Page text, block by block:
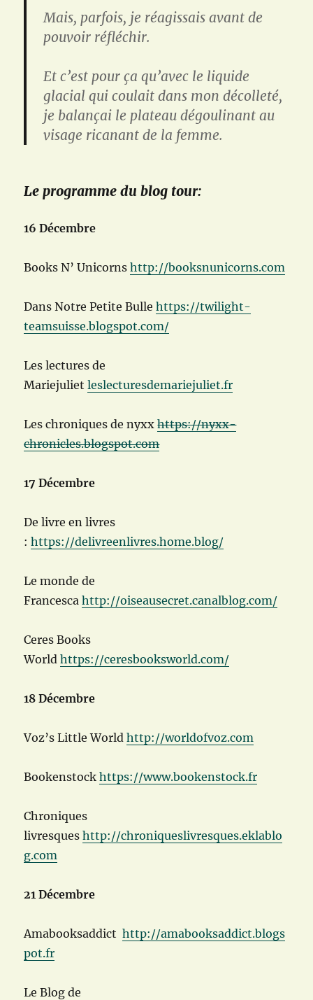
Mais, parfois, je réagissais avant de
pouvoir réfléchir.
Et c’est pour ça qu’avec le liquide
glacial qui coulait dans mon décolleté,
je balançai le plateau dégoulinant au
visage ricanant de la femme.
Le programme du blog tour:
16 Décembre
Books N’ Unicornshttp://booksnunicorns.com
Dans Notre Petite Bullehttps://twilight-
teamsuisse.blogspot.com/
Les lectures de
Mariejulietleslecturesdemariejuliet.fr
Les chroniques de nyxxhttps://nyxx-
chronicles.blogspot.com
17 Décembre
De livre en livres
:https://delivreenlivres.home.blog/
Le monde de
Francescahttp://oiseausecret.canalblog.com/
Ceres Books
Worldhttps://ceresbooksworld.com/
18 Décembre
Voz’s Little Worldhttp://worldofvoz.com
Bookenstockhttps://www.bookenstock.fr
Chroniques
livresqueshttp://chroniqueslivresques.eklablo
g.com
21 Décembre
Amabooksaddicthttp://amabooksaddict.blogs
pot.fr
Le Blog de